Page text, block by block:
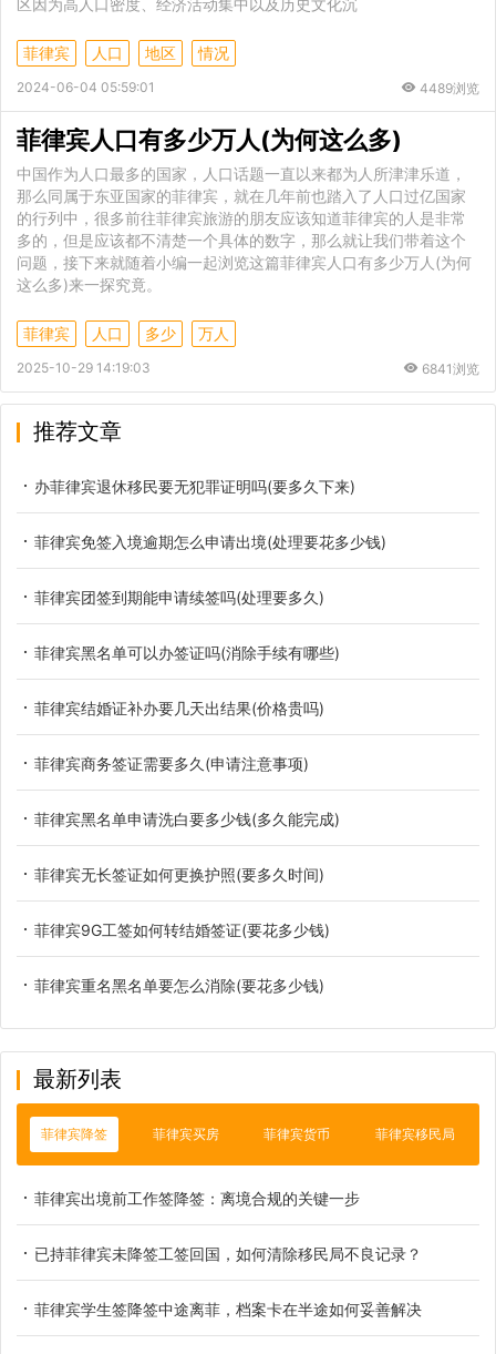
区因为高人口密度、经济活动集中以及历史文化沉
菲律宾 人口 地区 情况
2024-06-04 05:59:01 4489浏览
菲律宾人口有多少万人(为何这么多)
中国作为人口最多的国家，人口话题一直以来都为人所津津乐道，
那么同属于东亚国家的菲律宾，就在几年前也踏入了人口过亿国家
的行列中，很多前往菲律宾旅游的朋友应该知道菲律宾的人是非常
多的，但是应该都不清楚一个具体的数字，那么就让我们带着这个
问题，接下来就随着小编一起浏览这篇菲律宾人口有多少万人(为何
这么多)来一探究竟。
菲律宾 人口 多少 万人
2025-10-29 14:19:03 6841浏览
推荐文章
办菲律宾退休移民要无犯罪证明吗(要多久下来)
菲律宾免签入境逾期怎么申请出境(处理要花多少钱)
菲律宾团签到期能申请续签吗(处理要多久)
菲律宾黑名单可以办签证吗(消除手续有哪些)
菲律宾结婚证补办要几天出结果(价格贵吗)
菲律宾商务签证需要多久(申请注意事项)
菲律宾黑名单申请洗白要多少钱(多久能完成)
菲律宾无长签证如何更换护照(要多久时间)
菲律宾9G工签如何转结婚签证(要花多少钱)
菲律宾重名黑名单要怎么消除(要花多少钱)
最新列表
菲律宾降签 菲律宾买房 菲律宾货币 菲律宾移民局
菲律宾出境前工作签降签：离境合规的关键一步
已持菲律宾未降签工签回国，如何清除移民局不良记录？
菲律宾学生签降签中途离菲，档案卡在半途如何妥善解决